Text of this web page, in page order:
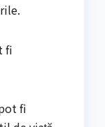
fi
fi